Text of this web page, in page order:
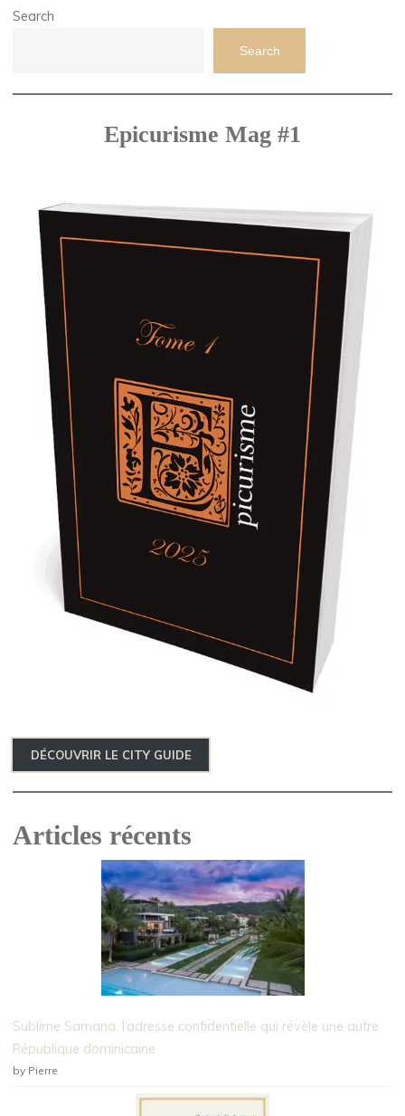
Search
Search
Epicurisme Mag #1
DÉCOUVRIR LE CITY GUIDE
Articles récents
Sublime Samana, l’adresse confidentielle qui révèle une autre
République dominicaine
by Pierre